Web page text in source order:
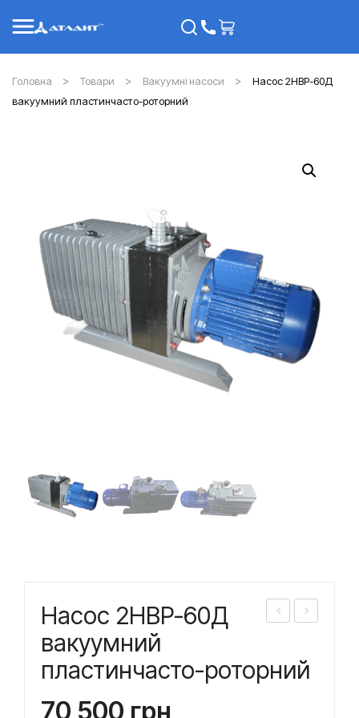
Головна Товари Вакуумні насоси
Насос 2НВР-60Д
вакуумний пластинчасто-роторний
2НВ 2НВ
Насос 2НВР-60Д
вакуумний
пластинчасто-роторний
70 500 грн